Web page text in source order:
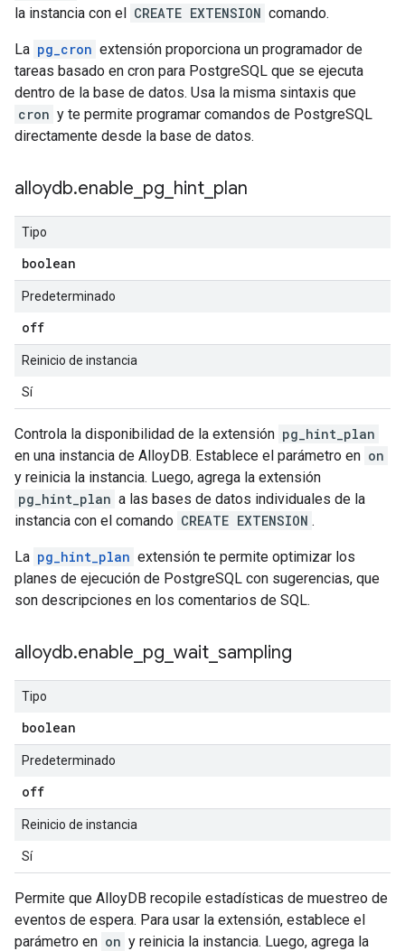
la instancia con el CREATE EXTENSION comando.
La pg_cron extensión proporciona un programador de
tareas basado en cron para PostgreSQL que se ejecuta
dentro de la base de datos. Usa la misma sintaxis que
cron y te permite programar comandos de PostgreSQL
directamente desde la base de datos.
alloydb.enable pg hint plan
Tipo
boolean
Predeterminado
off
Reinicio de instancia
Sí
Controla la disponibilidad de la extensión pg_hint_plan
en una instancia de AlloyDB. Establece el parámetro en on
y reinicia la instancia. Luego, agrega la extensión
pg_hint_plan a las bases de datos individuales de la
instancia con el comando CREATE EXTENSION .
La pg_hint_plan extensión te permite optimizar los
planes de ejecución de PostgreSQL con sugerencias, que
son descripciones en los comentarios de SQL.
alloydb.enable pg wait sampling
Tipo
boolean
Predeterminado
off
Reinicio de instancia
Sí
Permite que AlloyDB recopile estadísticas de muestreo de
eventos de espera. Para usar la extensión, establece el
parámetro en on y reinicia la instancia. Luego, agrega la